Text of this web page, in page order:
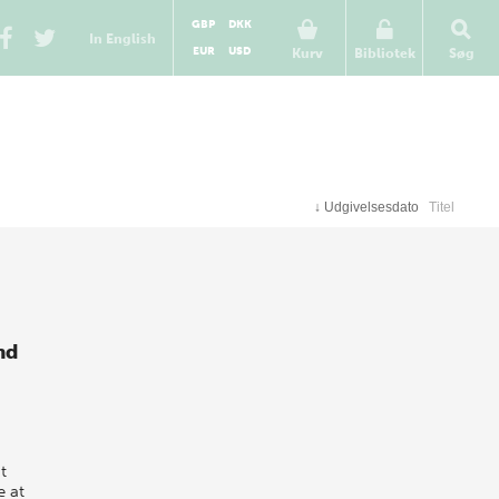
In English
Kurv
GBP
DKK
EUR
USD Bibliotek Søg
↓ Udgivelsesdato Titel
at